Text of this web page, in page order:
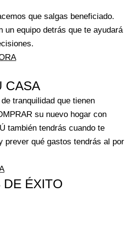
que salgas beneficiado.
un equipo detrás que te ayudará
CASA
tranquilidad que tienen
su nuevo hogar con
también tendrás cuando te
prever qué gastos tendrás al por
DE ÉXITO